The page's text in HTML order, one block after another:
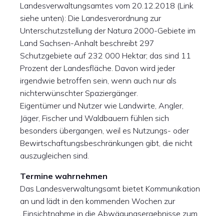
Landesverwaltungsamtes vom 20.12.2018 (Link
siehe unten): Die Landesverordnung zur
Unterschutzstellung der Natura 2000-Gebiete im
Land Sachsen-Anhalt beschreibt 297
Schutzgebiete auf 232 000 Hektar; das sind 11
Prozent der Landesfläche. Davon wird jeder
irgendwie betroffen sein, wenn auch nur als
nichterwünschter Spaziergänger.
Eigentümer und Nutzer wie Landwirte, Angler,
Jäger, Fischer und Waldbauern fühlen sich
besonders übergangen, weil es Nutzungs- oder
Bewirtschaftungsbeschränkungen gibt, die nicht
auszugleichen sind.
Termine wahrnehmen
Das Landesverwaltungsamt bietet Kommunikation
an und lädt in den kommenden Wochen zur
„Einsichtnahme in die Abwägungsergebnisse zum